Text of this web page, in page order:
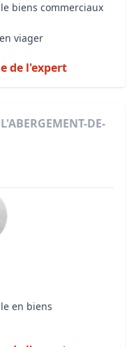
biens commerciaux
viager
de l'expert
DE-
en biens